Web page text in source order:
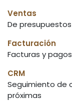
Ventas
De
Facturación
Facturas y pagos
CRM
Seguimiento de
próximas